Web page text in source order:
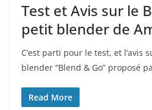
Test et Avis sur le
petit blender de
C’est parti pour le test, et l’avis
blender “Blend & Go” proposé
Read More